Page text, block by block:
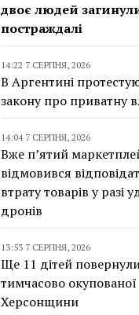
двоє людей
постраждалі
14:22 7 СЕРПНЯ, 2026
В Аргентині
закону про приватну
14:04 7 СЕРПНЯ, 2026
Вже п’ятий
відмовився
втрату товарів у разі
дронів
13:53 7 СЕРПНЯ, 2026
Ще 11 дітей
тимчасово окупованої
Херсонщини